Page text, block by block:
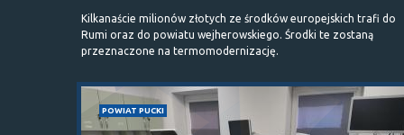
Kilkanaście milionów złotych ze środków europejskich trafi do
Rumi oraz do powiatu wejherowskiego. Środki te zostaną
przeznaczone na termomodernizację.
POWIAT PUCKI